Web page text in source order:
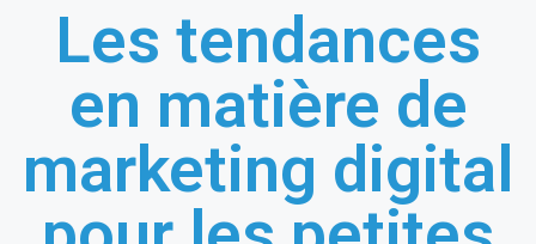
Les tendances
en matière de
marketing digital